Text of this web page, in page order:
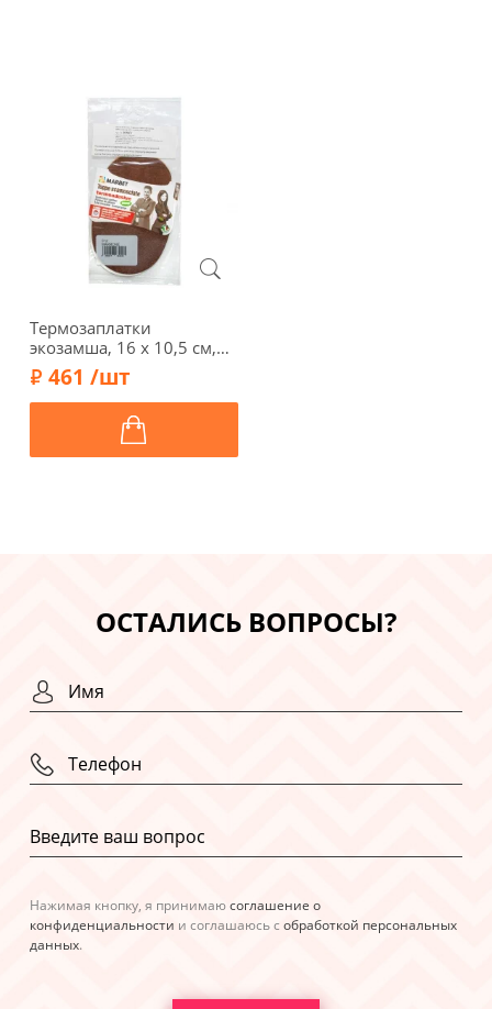
Термозаплатки
экозамша, 16 х 10,5 см,
арт. 1034-Т/012,
коричневый
461 /шт
ОСТАЛИСЬ ВОПРОСЫ?
Нажимая кнопку, я принимаюсоглашение о
конфиденциальности и соглашаюсь с обработкой персональных
данных.